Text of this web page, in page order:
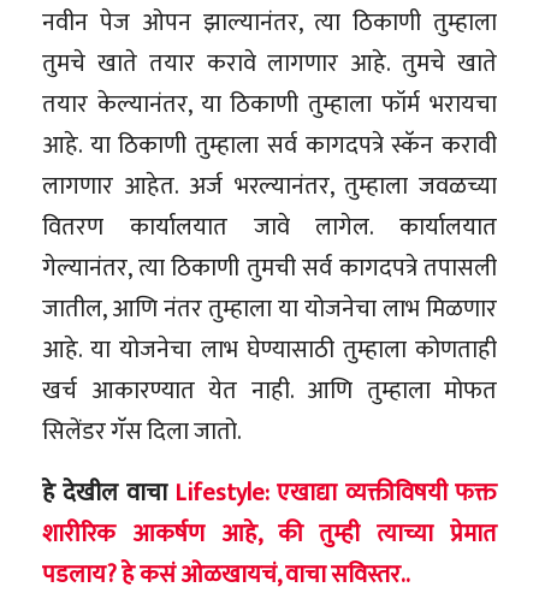
नवीन पेज ओपन झाल्यानंतर, त्या ठिकाणी तुम्हाला
तुमचे खाते तयार करावे लागणार आहे. तुमचे खाते
तयार केल्यानंतर, या ठिकाणी तुम्हाला फॉर्म भरायचा
आहे. या ठिकाणी तुम्हाला सर्व कागदपत्रे स्कॅन करावी
लागणार आहेत. अर्ज भरल्यानंतर, तुम्हाला जवळच्या
वितरण कार्यालयात जावे लागेल. कार्यालयात
गेल्यानंतर, त्या ठिकाणी तुमची सर्व कागदपत्रे तपासली
जातील, आणि नंतर तुम्हाला या योजनेचा लाभ मिळणार
आहे. या योजनेचा लाभ घेण्यासाठी तुम्हाला कोणताही
खर्च आकारण्यात येत नाही. आणि तुम्हाला मोफत
सिलेंडर गॅस दिला जातो.
हे देखील वाचा Lifestyle: एखाद्या व्यक्तीविषयी फक्त
शारीरिक आकर्षण आहे, की तुम्ही त्याच्या प्रेमात
पडलाय? हे कसं ओळखायचं, वाचा सविस्तर..